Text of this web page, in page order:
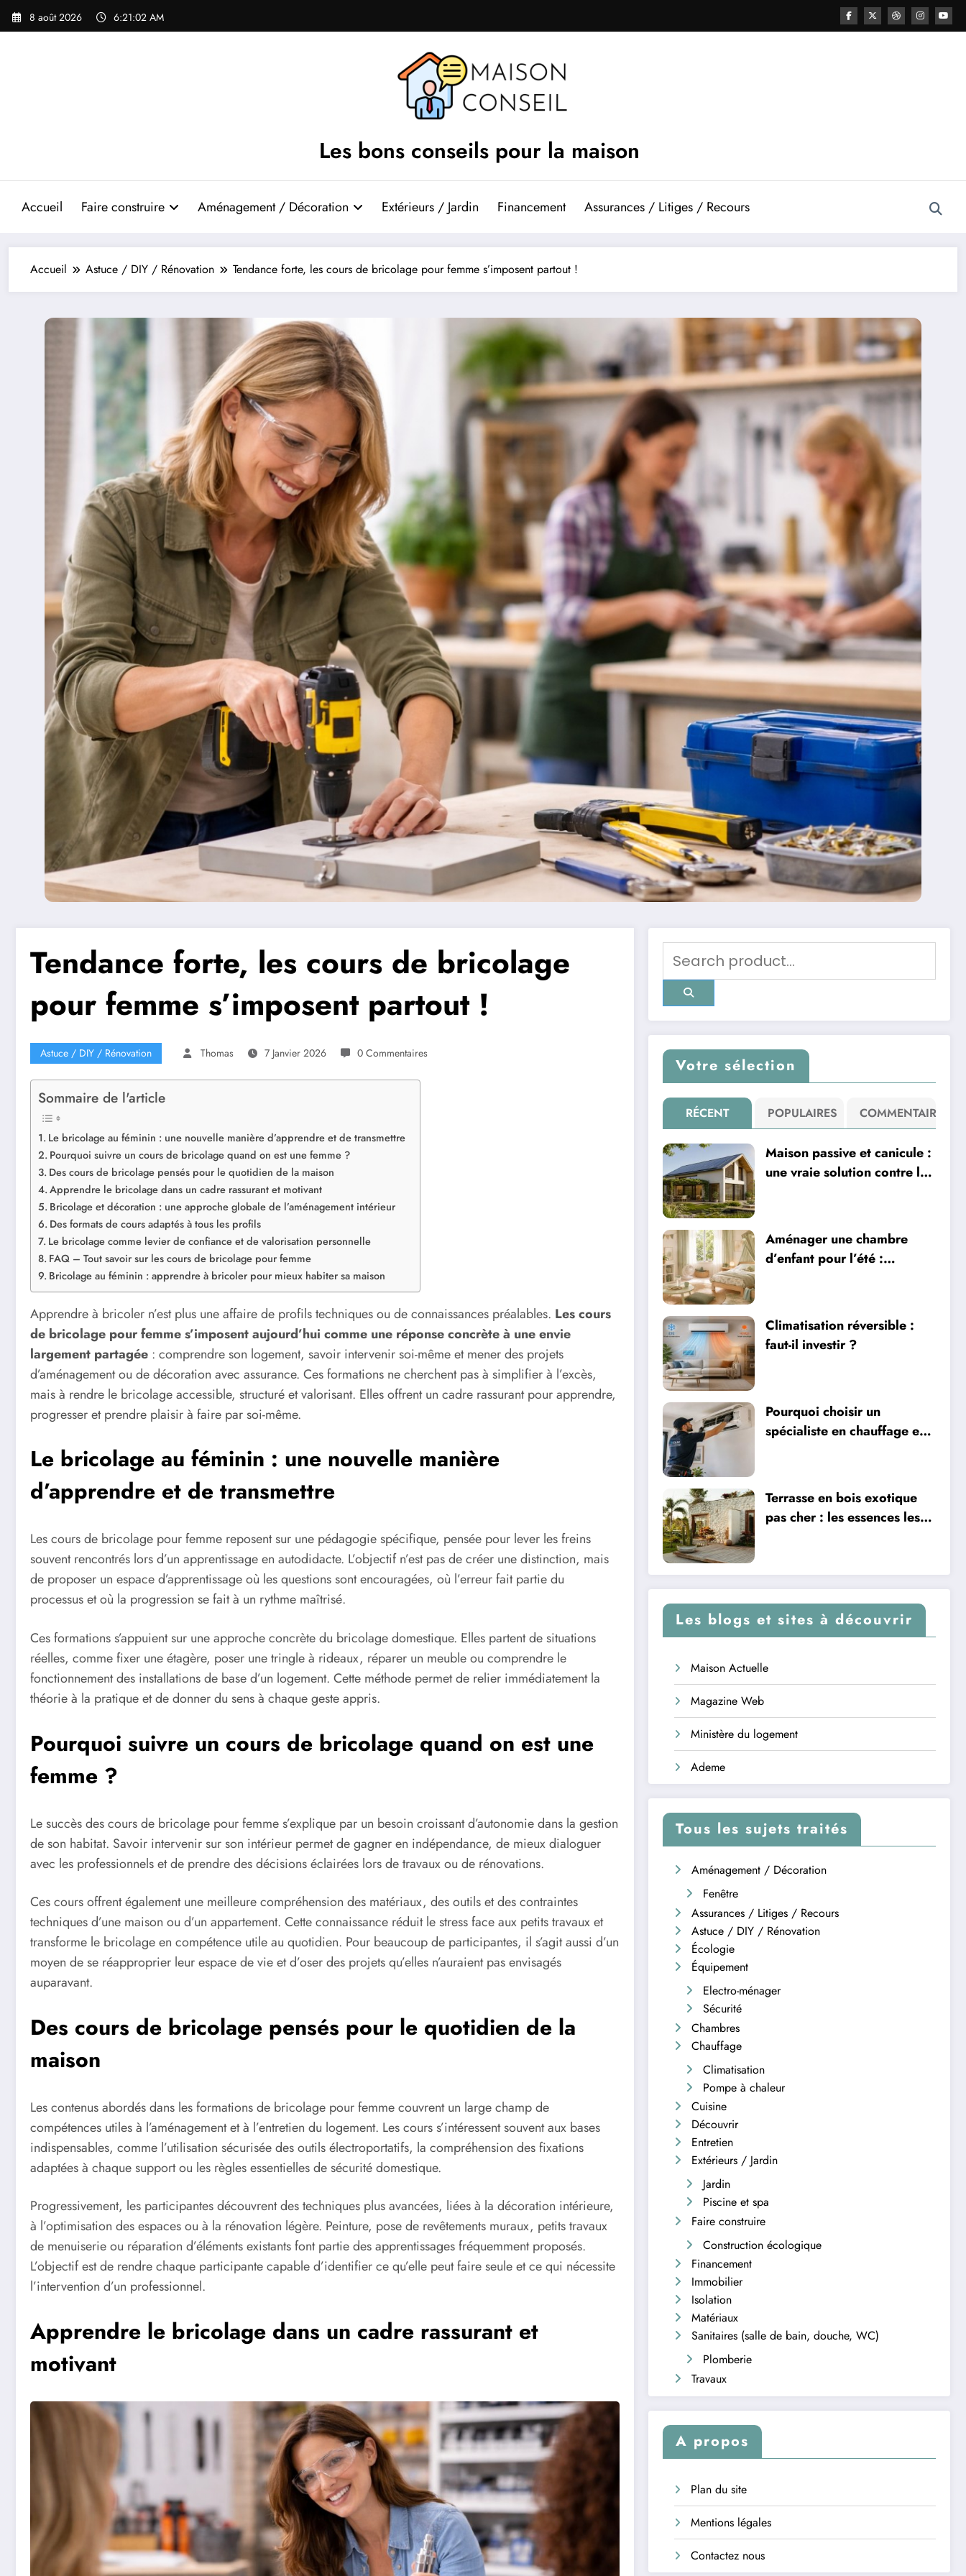
Aller
8 août 2026 6:21:04 AM
Les bons conseils pour la maison
Accueil Faire construire Aménagement / Décoration Extérieurs / Jardin Financement Assurances / Litiges / Recours
Accueil Astuce / DIY / Rénovation Tendance forte, les cours de bricolage pour femme s’imposent partout !
Tendance forte, les cours de bricolage
pour femme s’imposent partout !
Astuce / DIY / Rénovation Thomas 7 Janvier 2026 0 Commentaires
Sommaire de l'article
Le bricolage au féminin : une nouvelle manière d’apprendre et de transmettre
Pourquoi suivre un cours de bricolage quand on est une femme ?
Des cours de bricolage pensés pour le quotidien de la maison
Apprendre le bricolage dans un cadre rassurant et motivant
Bricolage et décoration : une approche globale de l’aménagement intérieur
Des formats de cours adaptés à tous les profils
Le bricolage comme levier de confiance et de valorisation personnelle
FAQ – Tout savoir sur les cours de bricolage pour femme
Bricolage au féminin : apprendre à bricoler pour mieux habiter sa maison
Apprendre à bricoler n’est plus une affaire de profils techniques ou de connaissances préalables. Les cours
de bricolage pour femme s’imposent aujourd’hui comme une réponse concrète à une envie
largement partagée : comprendre son logement, savoir intervenir soi-même et mener des projets
d’aménagement ou de décoration avec assurance. Ces formations ne cherchent pas à simplifier à l’excès,
mais à rendre le bricolage accessible, structuré et valorisant. Elles offrent un cadre rassurant pour apprendre,
progresser et prendre plaisir à faire par soi-même.
Le bricolage au féminin : une nouvelle manière
d’apprendre et de transmettre
Les cours de bricolage pour femme reposent sur une pédagogie spécifique, pensée pour lever les freins
souvent rencontrés lors d’un apprentissage en autodidacte. L’objectif n’est pas de créer une distinction, mais
de proposer un espace d’apprentissage où les questions sont encouragées, où l’erreur fait partie du
processus et où la progression se fait à un rythme maîtrisé.
Ces formations s’appuient sur une approche concrète du bricolage domestique. Elles partent de situations
réelles, comme fixer une étagère, poser une tringle à rideaux, réparer un meuble ou comprendre le
fonctionnement des installations de base d’un logement. Cette méthode permet de relier immédiatement la
théorie à la pratique et de donner du sens à chaque geste appris.
Pourquoi suivre un cours de bricolage quand on est une
femme ?
Le succès des cours de bricolage pour femme s’explique par un besoin croissant d’autonomie dans la gestion
de son habitat. Savoir intervenir sur son intérieur permet de gagner en indépendance, de mieux dialoguer
avec les professionnels et de prendre des décisions éclairées lors de travaux ou de rénovations.
Ces cours offrent également une meilleure compréhension des matériaux, des outils et des contraintes
techniques d’une maison ou d’un appartement. Cette connaissance réduit le stress face aux petits travaux et
transforme le bricolage en compétence utile au quotidien. Pour beaucoup de participantes, il s’agit aussi d’un
moyen de se réapproprier leur espace de vie et d’oser des projets qu’elles n’auraient pas envisagés
auparavant.
Des cours de bricolage pensés pour le quotidien de la
maison
Les contenus abordés dans les formations de bricolage pour femme couvrent un large champ de
compétences utiles à l’aménagement et à l’entretien du logement. Les cours s’intéressent souvent aux bases
indispensables, comme l’utilisation sécurisée des outils électroportatifs, la compréhension des fixations
adaptées à chaque support ou les règles essentielles de sécurité domestique.
Progressivement, les participantes découvrent des techniques plus avancées, liées à la décoration intérieure,
à l’optimisation des espaces ou à la rénovation légère. Peinture, pose de revêtements muraux, petits travaux
de menuiserie ou réparation d’éléments existants font partie des apprentissages fréquemment proposés.
L’objectif est de rendre chaque participante capable d’identifier ce qu’elle peut faire seule et ce qui nécessite
l’intervention d’un professionnel.
Apprendre le bricolage dans un cadre rassurant et
motivant
Votre sélection
RÉCENT POPULAIRES COMMENTAIRE
Maison passive et canicule :
une vraie solution contre la
Aménager une chambre
d’enfant pour l’été :
Climatisation réversible :
faut-il investir ?
Pourquoi choisir un
spécialiste en chauffage et
Terrasse en bois exotique
pas cher : les essences les
Les blogs et sites à découvrir
Maison Actuelle
Magazine Web
Ministère du logement
Ademe
Tous les sujets traités
Aménagement / Décoration
Fenêtre
Assurances / Litiges / Recours
Astuce / DIY / Rénovation
Écologie
Équipement
Electro-ménager
Sécurité
Chambres
Chauffage
Climatisation
Pompe à chaleur
Cuisine
Découvrir
Entretien
Extérieurs / Jardin
Jardin
Piscine et spa
Faire construire
Construction écologique
Financement
Immobilier
Isolation
Matériaux
Sanitaires (salle de bain, douche, WC)
Plomberie
Travaux
A propos
Plan du site
Mentions légales
Contactez nous